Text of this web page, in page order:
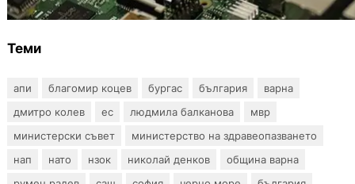
Теми
апи благомир коцев бургас българия
варна
дмитро колев
ес людмила балканова
мвр
министерски съвет
министерство на здравеопазването
нап
нато нзок николай денков
община варна